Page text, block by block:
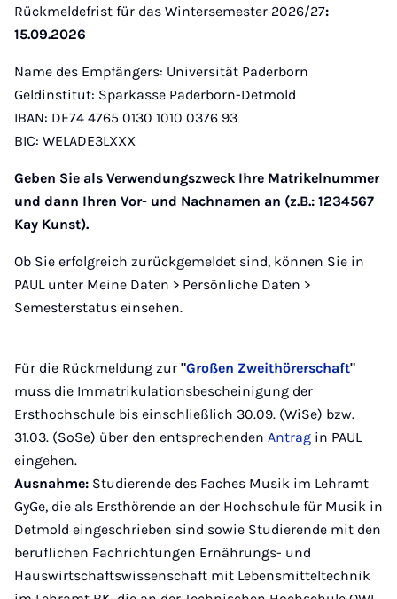
Rückmeldefrist für das Wintersemester 2026/27:
15.09.2026
Name des Empfängers: Universität Paderborn
Geldinstitut: Sparkasse Paderborn-Detmold
IBAN: DE74 4765 0130 1010 0376 93
BIC: WELADE3LXXX
Geben Sie als Verwendungszweck Ihre Matrikelnummer
und dann Ihren Vor- und Nachnamen an (z.B.: 1234567
Kay Kunst).
Ob Sie erfolgreich zurückgemeldet sind, können Sie in
PAUL unter Meine Daten > Persönliche Daten >
Semesterstatus einsehen.
Für die Rückmeldung zur "Großen Zweithörerschaft"
muss die Immatrikulationsbescheinigung der
Ersthochschule bis einschließlich 30.09. (WiSe) bzw.
31.03. (SoSe) über den entsprechenden Antrag in PAUL
eingehen.
Ausnahme: Studierende des Faches Musik im Lehramt
GyGe, die als Ersthörende an der Hochschule für Musik in
Detmold eingeschrieben sind sowie Studierende mit den
beruflichen Fachrichtungen Ernährungs- und
Hauswirtschaftswissenschaft mit Lebensmitteltechnik